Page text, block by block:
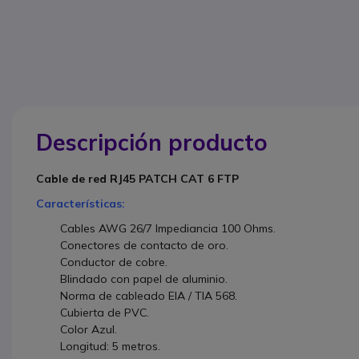
Descripción producto
Cable de red RJ45 PATCH CAT 6 FTP
Características:
Cables AWG 26/7 Impediancia 100 Ohms.
Conectores de contacto de oro.
Conductor de cobre.
Blindado con papel de aluminio.
Norma de cableado EIA / TIA 568.
Cubierta de PVC.
Color Azul.
Longitud: 5 metros.